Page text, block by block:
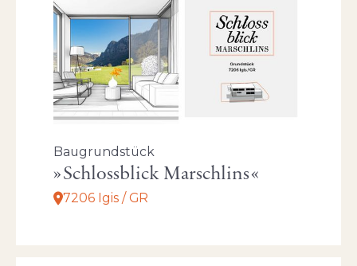
Baugrundstück
Schlossblick Marschlins
7206 Igis / GR